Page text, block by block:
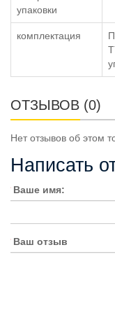
упаковки
комплектация
ОТЗЫВОВ (0)
Нет отзывов об этом
Написать
Ваше имя:
Ваш отзыв